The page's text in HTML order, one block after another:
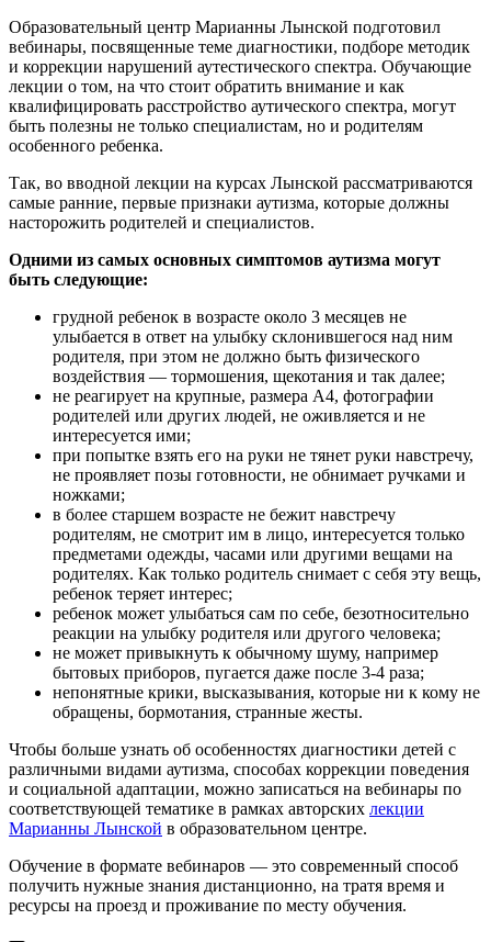
Образовательный центр Марианны Лынской подготовил
вебинары, посвященные теме диагностики, подборе методик
и коррекции нарушений аутестического спектра. Обучающие
лекции о том, на что стоит обратить внимание и как
квалифицировать расстройство аутического спектра, могут
быть полезны не только специалистам, но и родителям
особенного ребенка.
Так, во вводной лекции на курсах Лынской рассматриваются
самые ранние, первые признаки аутизма, которые должны
насторожить родителей и специалистов.
Одними из самых основных симптомов аутизма могут
быть следующие:
грудной ребенок в возрасте около 3 месяцев не
улыбается в ответ на улыбку склонившегося над ним
родителя, при этом не должно быть физического
воздействия — тормошения, щекотания и так далее;
не реагирует на крупные, размера А4, фотографии
родителей или других людей, не оживляется и не
интересуется ими;
при попытке взять его на руки не тянет руки навстречу,
не проявляет позы готовности, не обнимает ручками и
ножками;
в более старшем возрасте не бежит навстречу
родителям, не смотрит им в лицо, интересуется только
предметами одежды, часами или другими вещами на
родителях. Как только родитель снимает с себя эту вещь,
ребенок теряет интерес;
ребенок может улыбаться сам по себе, безотносительно
реакции на улыбку родителя или другого человека;
не может привыкнуть к обычному шуму, например
бытовых приборов, пугается даже после 3-4 раза;
непонятные крики, высказывания, которые ни к кому не
обращены, бормотания, странные жесты.
Чтобы больше узнать об особенностях диагностики детей с
различными видами аутизма, способах коррекции поведения
и социальной адаптации, можно записаться на вебинары по
соответствующей тематике в рамках авторских лекции
Марианны Лынской в образовательном центре.
Обучение в формате вебинаров — это современный способ
получить нужные знания дистанционно, на тратя время и
ресурсы на проезд и проживание по месту обучения.